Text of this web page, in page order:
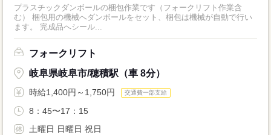
プラスチックダンボールの梱包作業です（フォークリフト作業含
む） 梱包用の機械へダンボールをセット、梱包は機械が自動で行い
ます。 完成品へシール...
フォークリフト
岐阜県岐阜市/穂積駅（車 8分）
時給1,400円～1,750円 交通費一部支給
8：45〜17：15
土曜日 日曜日 祝日